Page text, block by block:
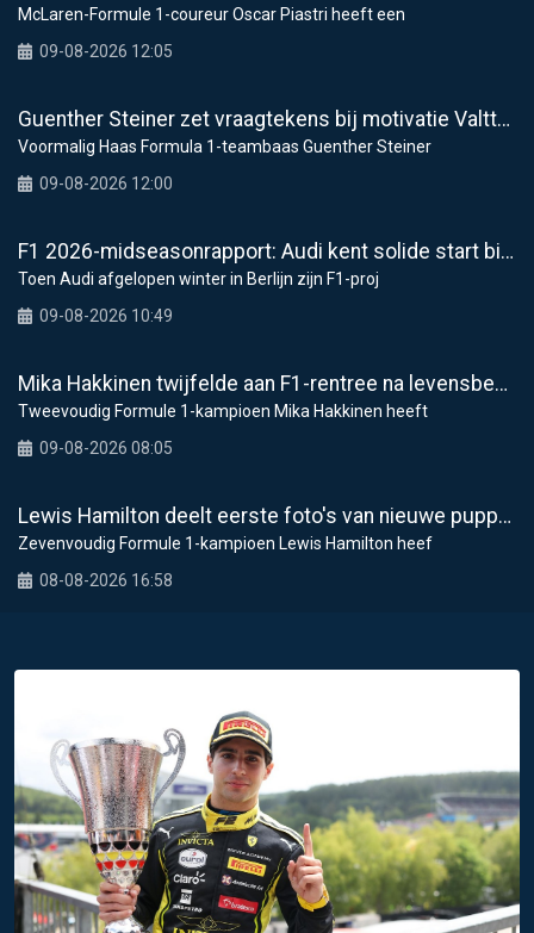
McLaren-Formule 1-coureur Oscar Piastri heeft een
09-08-2026 12:05
Guenther Steiner zet vraagtekens bij motivatie Valtteri Bottas bij Cadillac
Voormalig Haas Formula 1-teambaas Guenther Steiner
09-08-2026 12:00
F1 2026-midseasonrapport: Audi kent solide start bij fabrieksdebuut
Toen Audi afgelopen winter in Berlijn zijn F1-proj
09-08-2026 10:49
Mika Hakkinen twijfelde aan F1-rentree na levensbedreigende crash in 1995
Tweevoudig Formule 1-kampioen Mika Hakkinen heeft
09-08-2026 08:05
Lewis Hamilton deelt eerste foto's van nieuwe puppy Halo
Zevenvoudig Formule 1-kampioen Lewis Hamilton heef
08-08-2026 16:58